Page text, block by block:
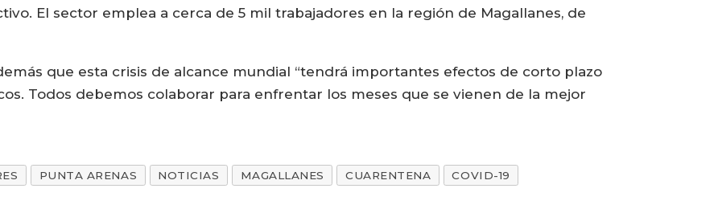
El sector emplea a cerca de 5 mil trabajadores en la región de Magallanes, de
que esta crisis de alcance mundial “tendrá importantes efectos de corto plazo
Todos debemos colaborar para enfrentar los meses que se vienen de la mejor
PUNTA ARENAS NOTICIAS MAGALLANES CUARENTENA
COVID-19